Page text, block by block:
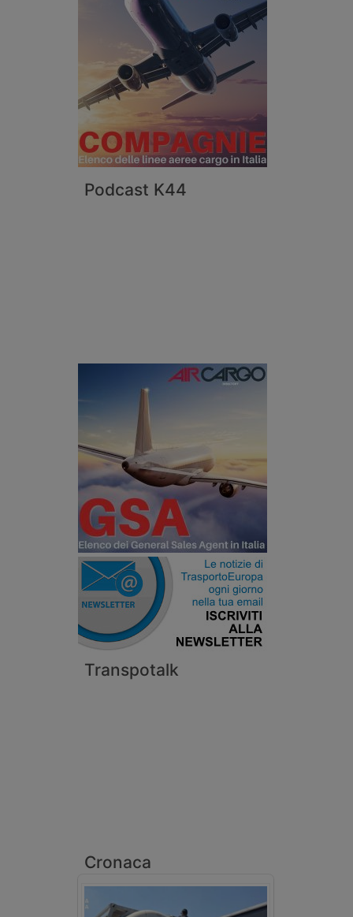
Podcast K44
Transpotalk
Cronaca